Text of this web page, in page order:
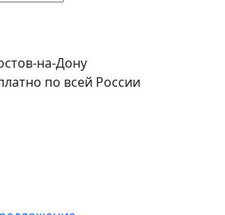
на-Дону
по всей России